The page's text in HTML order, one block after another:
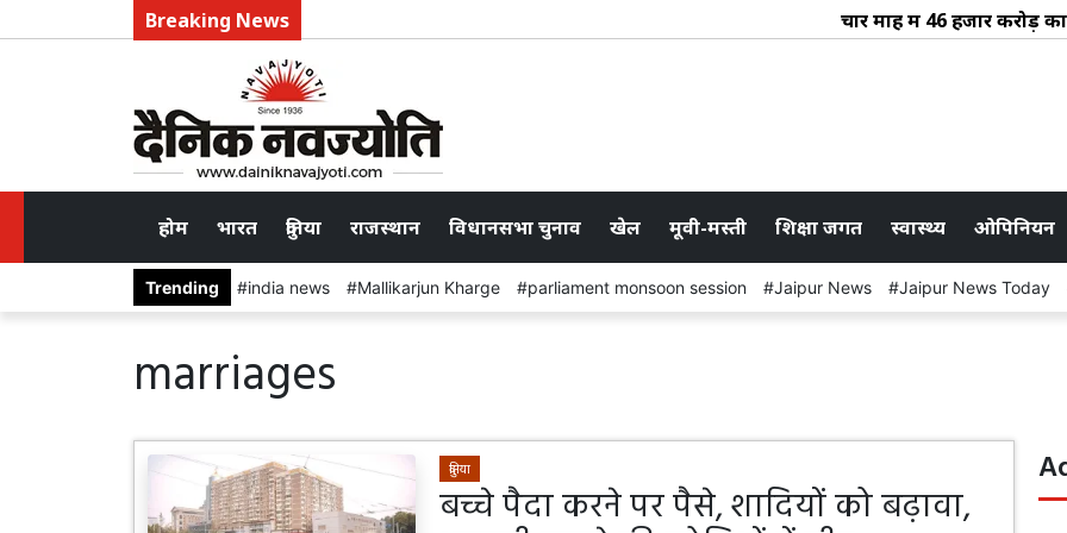
Breaking News चार माह में 46 हजार करोड़ का
होम भारत दुनिया राजस्थान विधानसभा चुनाव खेल मूवी-मस्ती शिक्षा जगत स्वास्थ्य ओपिनियन
Trending india news Mallikarjun Kharge parliament monsoon session Jaipur News Jaipur News Today
marriages
दुनिया
बच्चे पैदा करने पर पैसे, शादियों को बढ़ावा,